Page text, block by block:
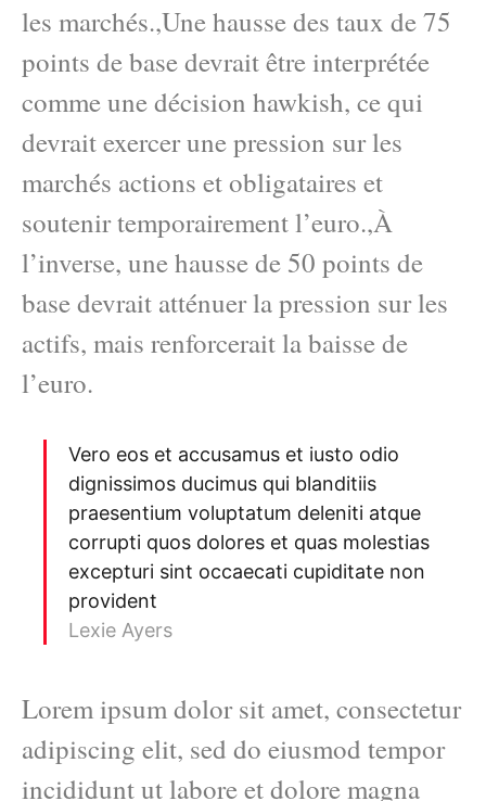
les marchés.,Une hausse des taux de 75
points de base devrait être interprétée
comme une décision hawkish, ce qui
devrait exercer une pression sur les
marchés actions et obligataires et
soutenir temporairement l’euro.,À
l’inverse, une hausse de 50 points de
base devrait atténuer la pression sur les
actifs, mais renforcerait la baisse de
l’euro.
Vero eos et accusamus et iusto odio
dignissimos ducimus qui blanditiis
praesentium voluptatum deleniti atque
corrupti quos dolores et quas molestias
excepturi sint occaecati cupiditate non
provident
Lexie Ayers
Lorem ipsum dolor sit amet, consectetur
adipiscing elit, sed do eiusmod tempor
incididunt ut labore et dolore magna